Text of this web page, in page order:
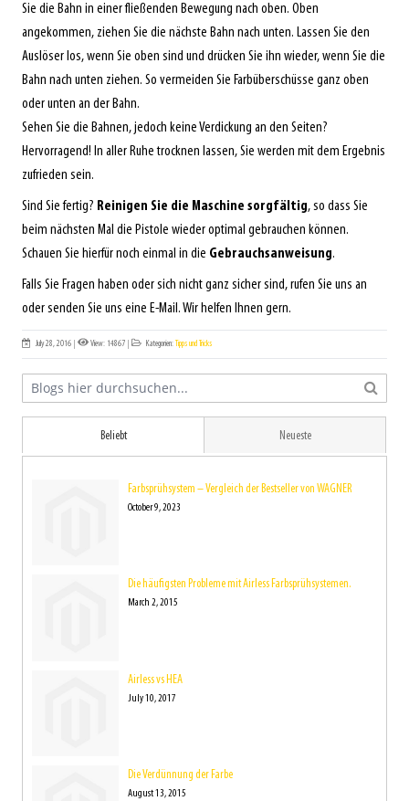
Beliebt
Farbsprühsystem – Vergleich der Bestseller von WAGNER
October 9, 2023
Die häufigsten Probleme mit Airless Farbsprühsystemen.
March 2, 2015
Airless vs HEA
July 10, 2017
Die Verdünnung der Farbe
August 13, 2015
Neueste
Sie die Bahn in einer fließenden Bewegung nach oben. Oben
angekommen, ziehen Sie die nächste Bahn nach unten. Lassen Sie den
Auslöser los, wenn Sie oben sind und drücken Sie ihn wieder, wenn Sie die
Bahn nach unten ziehen. So vermeiden Sie Farbüberschüsse ganz oben
oder unten an der Bahn.
Sehen Sie die Bahnen, jedoch keine Verdickung an den Seiten?
Hervorragend! In aller Ruhe trocknen lassen, Sie werden mit dem Ergebnis
zufrieden sein.
Sind Sie fertig? Reinigen Sie die Maschine sorgfältig, so dass Sie
beim nächsten Mal die Pistole wieder optimal gebrauchen können.
Schauen Sie hierfür noch einmal in die Gebrauchsanweisung.
Falls Sie Fragen haben oder sich nicht ganz sicher sind, rufen Sie uns an
oder senden Sie uns eine E-Mail. Wir helfen Ihnen gern.
July 28, 2016 View: 14867 Kategorien:Tipps und Tricks